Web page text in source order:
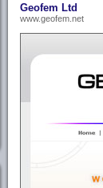
Geofem Ltd
www.geofem.net